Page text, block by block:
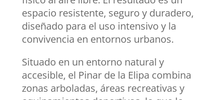
espacio resistente, seguro y duradero,
diseñado para el uso intensivo y la
convivencia en entornos urbanos.
Situado en un entorno natural y
accesible, el Pinar de la Elipa combina
zonas arboladas, áreas recreativas y